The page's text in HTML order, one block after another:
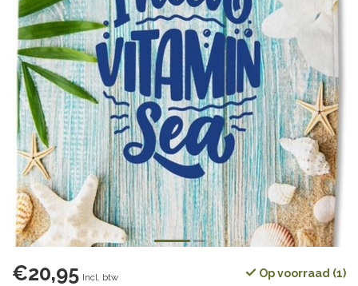
€20,95 Incl. btw Op voorraad (1)